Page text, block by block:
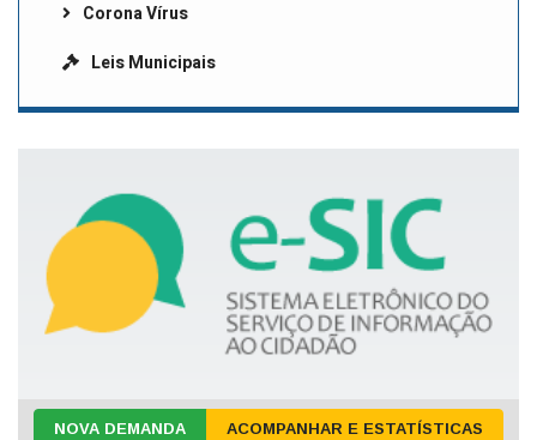
Corona Vírus
Leis Municipais
NOVA DEMANDA ACOMPANHAR E ESTATÍSTICAS